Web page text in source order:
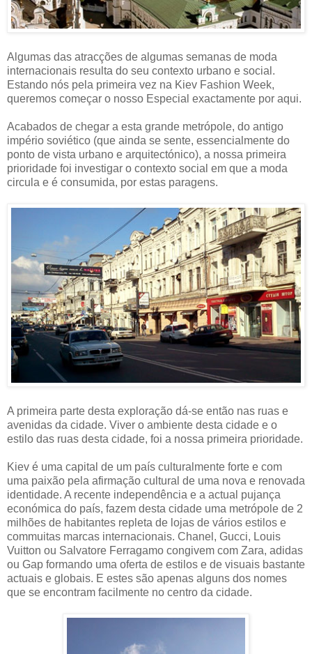
Algumas das atracções de algumas semanas de moda
internacionais resulta do seu contexto urbano e social.
Estando nós pela primeira vez na Kiev Fashion Week,
queremos começar o nosso Especial exactamente por aqui.
Acabados de chegar a esta grande metrópole, do antigo
império soviético (que ainda se sente, essencialmente do
ponto de vista urbano e arquitectónico), a nossa primeira
prioridade foi investigar o contexto social em que a moda
circula e é consumida, por estas paragens.
A primeira parte desta exploração dá-se então nas ruas e
avenidas da cidade. Viver o ambiente desta cidade e o
estilo das ruas desta cidade, foi a nossa primeira prioridade.
Kiev é uma capital de um país culturalmente forte e com
uma paixão pela afirmação cultural de uma nova e renovada
identidade. A recente independência e a actual pujança
económica do país, fazem desta cidade uma metrópole de 2
milhões de habitantes repleta de lojas de vários estilos e
commuitas marcas internacionais. Chanel, Gucci, Louis
Vuitton ou Salvatore Ferragamo congivem com Zara, adidas
ou Gap formando uma oferta de estilos e de visuais bastante
actuais e globais. E estes são apenas alguns dos nomes
que se encontram facilmente no centro da cidade.